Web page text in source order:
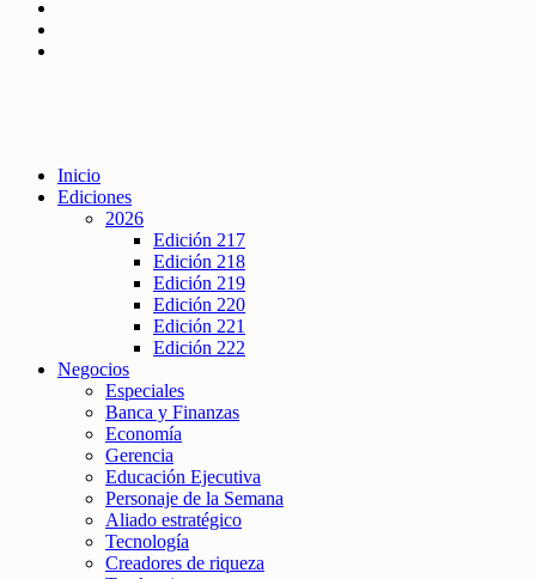
Inicio
Ediciones
2026
Edición 217
Edición 218
Edición 219
Edición 220
Edición 221
Edición 222
Negocios
Especiales
Banca y Finanzas
Economía
Gerencia
Educación Ejecutiva
Personaje de la Semana
Aliado estratégico
Tecnología
Creadores de riqueza